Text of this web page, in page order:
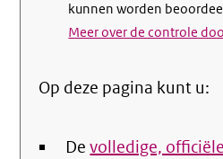
kunnen worden
Meer over de controle
Op deze pagina kunt u:
Devolledige,